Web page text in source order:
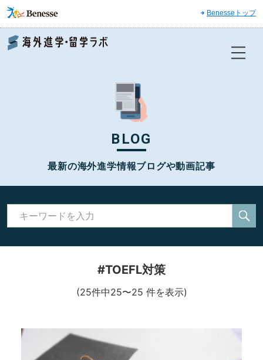
Benesseトップ
BLOG
最新の海外進学情報ブログや動画記事
#TOEFL対策
(25件中25〜25 件を表示)